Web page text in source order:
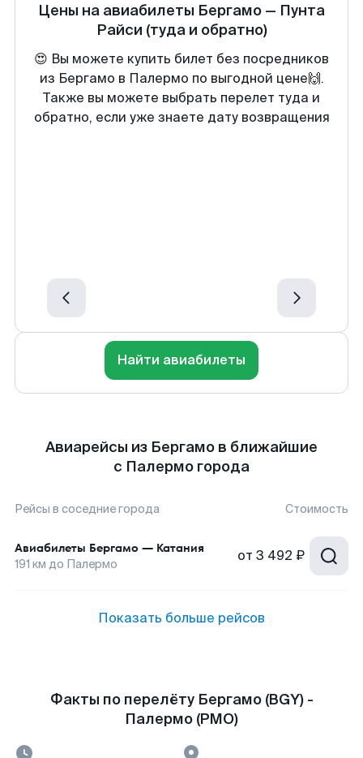
Цены на авиабилеты Бергамо — Пунта
Райси (туда и обратно)
😍 Вы можете купить билет без посредников
из Бергамо в Палермо по выгодной цене🙌.
Также вы можете выбрать перелет туда и
обратно, если уже знаете дату возвращения
Найти авиабилеты
Авиарейсы из Бергамо в ближайшие
с Палермо города
Рейсы в соседние города Стоимость
Авиабилеты Бергамо — Катания
191 км до Палермо от 3 492 ₽
Показать больше рейсов
Факты по перелёту Бергамо (BGY) -
Палермо (PMO)